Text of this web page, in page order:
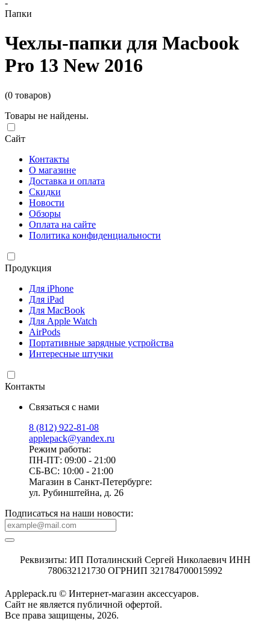
-
Папки
Чехлы-папки для Macbook
Pro 13 New 2016
(0 товаров)
Товары не найдены.
Сайт
Контакты
О магазине
Доставка и оплата
Скидки
Новости
Обзоры
Оплата на сайте
Политика конфиденциальности
Продукция
Для iPhone
Для iPad
Для MacBook
Для Apple Watch
AirPods
Портативные зарядные устройства
Интересные штучки
Контакты
Связаться с нами
8 (812) 922-81-08
applepack@yandex.ru
Режим работы:
ПН-ПТ: 09:00 - 21:00
СБ-ВС: 10:00 - 21:00
Магазин в Санкт-Петербурге:
ул. Рубинштейна, д. 26
Подписаться на наши новости:
Реквизиты: ИП Поталинский Сергей Николаевич ИНН
780632121730 ОГРНИП 321784700015992
Applepack.ru © Интернет-магазин аксессуаров.
Cайт не является публичной офертой.
Все права защищены, 2026.